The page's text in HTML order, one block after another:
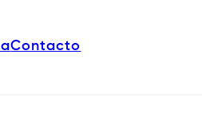
Contacto